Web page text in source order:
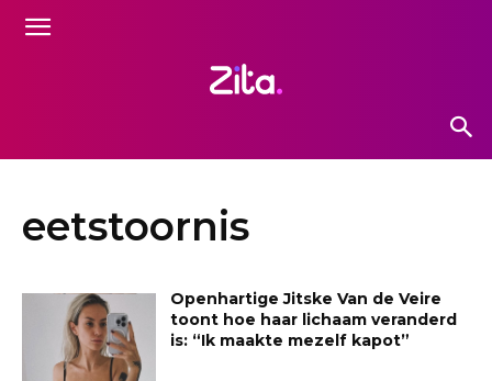
eetstoornis
Openhartige Jitske Van de Veire
toont hoe haar lichaam veranderd
is: “Ik maakte mezelf kapot”